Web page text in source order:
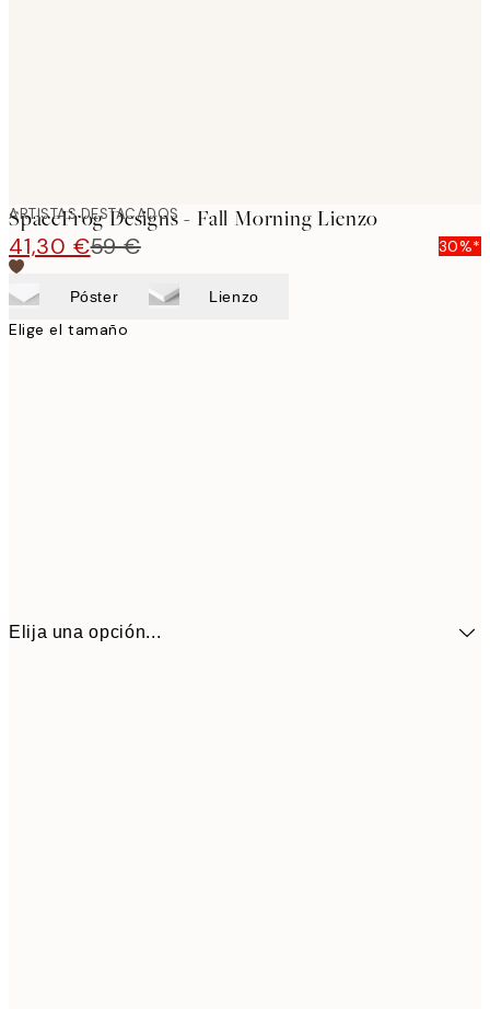
ARTISTAS DESTACADOS
SpaceFrog Designs - Fall Morning Lienzo
41,30 €59 € 30%*
Póster Lienzo
Elige el tamaño
Elija una opción...